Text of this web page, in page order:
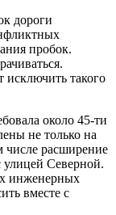
дороги
пробок.
исключить такого
около 45-ти
не только на
числе расширение
улицей Северной.
инженерных
вместе с